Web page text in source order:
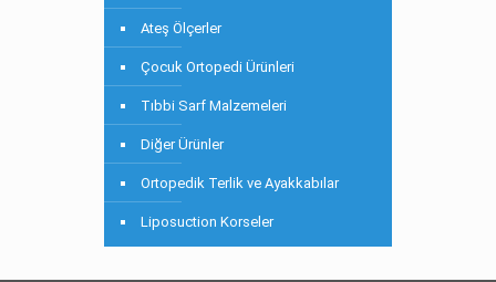
Ateş Ölçerler
Çocuk Ortopedi Ürünleri
Tıbbi Sarf Malzemeleri
Diğer Ürünler
Ortopedik Terlik ve Ayakkabılar
Liposuction Korseler